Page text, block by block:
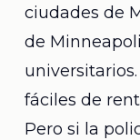
ciudades de
de
fáciles de
Pero si la